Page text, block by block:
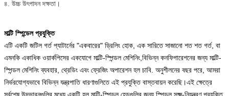
৪. উচ্চ উৎপাদন দক্ষতা।
মাল্টি স্পিন্ডেল প্রযুক্তি
এটি একটি জটিল গর্ত প্যাটার্নের "একবারের" ড্রিলিং হোক, এক সারিতে সাজানো শত শত গর্ত, বা
এমনকি একাধিক ওয়ার্কপিসের একযোগে মাল্টি-স্পিন্ডল মেশিনিং,বিভিন্ন কনফিগারেশনের জন্য মাল্টি-
স্পিন্ডল মেশিনিং ব্যবহার, থ্রেডিং এবং ফ্রেজিং অপারেশন হল চাবি. অনুশীলনের বছর পরে, আমরা
নির্ভরযোগ্যভাবে বিভিন্ন যন্ত্রপাতি ধারণাগুলিতে এই প্রযুক্তি বাস্তবায়ন করেছি।এই ক্ষেত্রে